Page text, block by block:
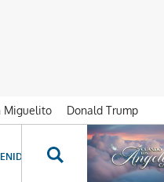
Miguelito Donald Trump
ESPECIALES NOVELAS